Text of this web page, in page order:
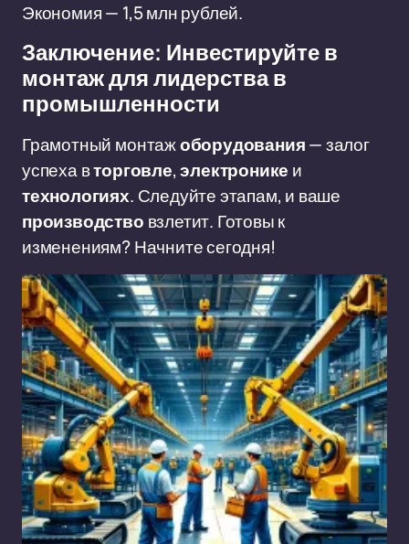
Экономия — 1,5 млн рублей.
Заключение: Инвестируйте в
монтаж для лидерства в
промышленности
Грамотный монтажоборудования— залог
успеха вторговле,электронике и
технологиях. Следуйте этапам, и ваше
производство взлетит. Готовы к
изменениям? Начните сегодня!